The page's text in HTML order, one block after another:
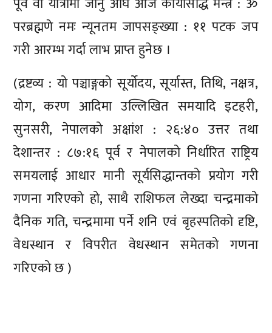
परब्रह्मणे नमः न्यूनतम जापसङ्ख्या : ११ पटक जप
गरी आरम्भ गर्दा लाभ प्राप्त हुनेछ ।
(द्रष्टव्य : यो पञ्चाङ्गको सूर्योदय, सूर्यास्त, तिथि, नक्षत्र,
योग, करण आदिमा उल्लिखित समयादि इटहरी,
सुनसरी, नेपालको अक्षांश : २६:४० उत्तर तथा
देशान्तर : ८७:१६ पूर्व र नेपालको निर्धारित राष्ट्रिय
समयलाई आधार मानी सूर्यसिद्धान्तको प्रयोग गरी
गणना गरिएको हो, साथै राशिफल लेख्दा चन्द्रमाको
दैनिक गति, चन्द्रमामा पर्ने शनि एवं बृहस्पतिको दृष्टि,
वेधस्थान र विपरीत वेधस्थान समेतको गणना
गरिएको छ )